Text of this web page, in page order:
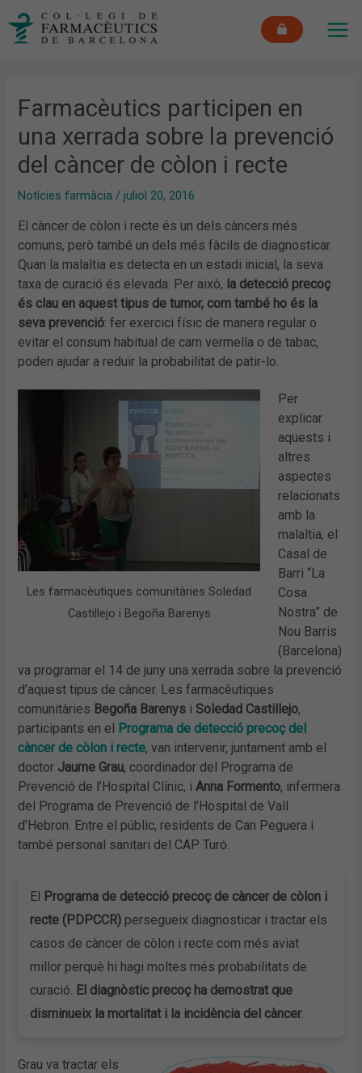
Farmacèutics participen en
una xerrada sobre la prevenció
del càncer de còlon i recte
Notícies farmàcia /juliol 20, 2016
El càncer de còlon i recte és un dels càncers més
comuns, però també un dels més fàcils de diagnosticar.
Quan la malaltia es detecta en un estadi inicial, la seva
taxa de curació és elevada. Per això, la detecció precoç
és clau en aquest tipus de tumor, com també ho és la
seva prevenció: fer exercici físic de manera regular o
evitar el consum habitual de carn vermella o de tabac,
poden ajudar a reduir la probabilitat de patir-lo.
Les farmacèutiques comunitàries Soledad
Castillejo i Begoña Barenys
Per
explicar
aquests i
altres
aspectes
relacionats
amb la
malaltia, el
Casal de
Barri “La
Cosa
Nostra” de
Nou Barris
(Barcelona)
va programar el 14 de juny una xerrada sobre la prevenció
d’aquest tipus de càncer. Les farmacèutiques
comunitàries Begoña Barenys i Soledad Castillejo,
participants en el Programa de detecció precoç del
càncer de còlon i recte, van intervenir, juntament amb el
doctor Jaume Grau, coordinador del Programa de
Prevenció de l’Hospital Clínic, iAnna Formento, infermera
del Programa de Prevenció de l’Hospital de Vall
d’Hebron. Entre el públic, residents de Can Peguera i
també personal sanitari del CAP Turó.
El Programa de detecció precoç de càncer de còlon i
recte (PDPCCR) persegueix diagnosticar i tractar els
casos de càncer de còlon i recte com més aviat
millor perquè hi hagi moltes més probabilitats de
curació.
El diagnòstic precoç ha demostrat que
disminueix la mortalitat i la incidència del càncer.
Grau va tractar els